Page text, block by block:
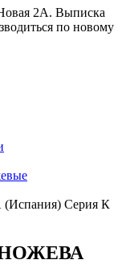
2А. Выписка
по новому
(Испания) Серия К